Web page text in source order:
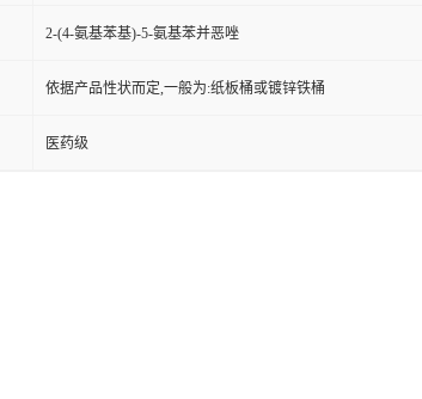
2-(4-氨基苯基)-5-氨基苯并恶唑
依据产品性状而定,一般为:纸板桶或镀锌铁桶
医药级